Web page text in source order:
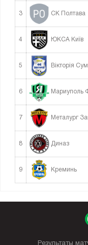
3 СК Полтава
4 ЮКСА Київ
5 Вікторія
6 Мариуполь
7 Металург
8 Диназ
9 Креминь
Результаты